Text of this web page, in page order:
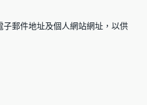
子郵件地址及個人網站網址，以供